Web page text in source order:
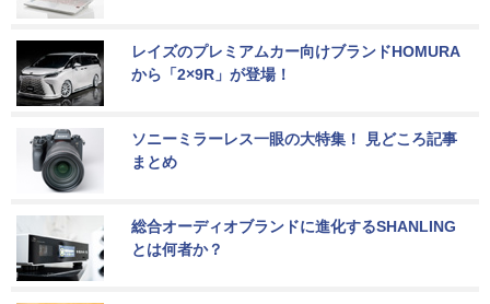
レイズのプレミアムカー向けブランドHOMURA
から「2×9R」が登場！
ソニーミラーレス一眼の大特集！ 見どころ記事
まとめ
総合オーディオブランドに進化するSHANLING
とは何者か？